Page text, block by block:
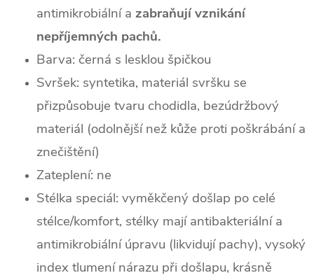
antimikrobiální a zabraňují vznikání
nepříjemných pachů.
Barva: černá s lesklou špičkou
Svršek: syntetika, materiál svršku se
přizpůsobuje tvaru chodidla, bezúdržbový
materiál (odolnější než kůže proti poškrábání a
znečištění)
Zateplení: ne
Stélka speciál: vyměkčený došlap po celé
stélce/komfort, stélky mají antibakteriální a
antimikrobiální úpravu (likvidují pachy), vysoký
index tlumení nárazu při došlapu, krásně